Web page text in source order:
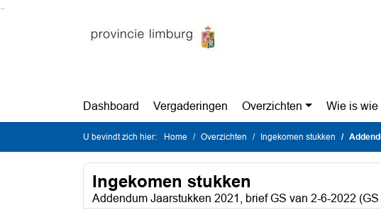
Dashboard Vergaderingen Overzichten Wie is wie
U bevindt zich hier: Home Overzichten Ingekomen stukken
Ingekomen stukken
Addendum Jaarstukken 2021, brief GS van 2-6-2022